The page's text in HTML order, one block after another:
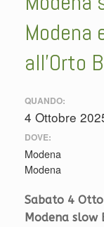
Modena
all’Orto
QUANDO:
4 Ottobre
DOVE:
Modena
Modena
Sabato 4
Modena slow